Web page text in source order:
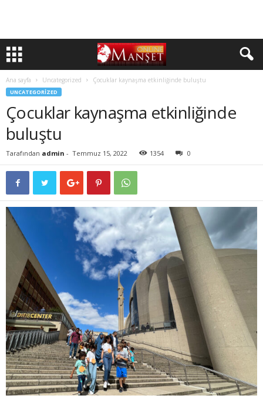
Ana sayfa Uncategorized Çocuklar kaynaşma etkinliğinde buluştu
UNCATEGORIZED
Çocuklar kaynaşma etkinliğinde
buluştu
Tarafından admin - Temmuz 15, 2022 1354 0